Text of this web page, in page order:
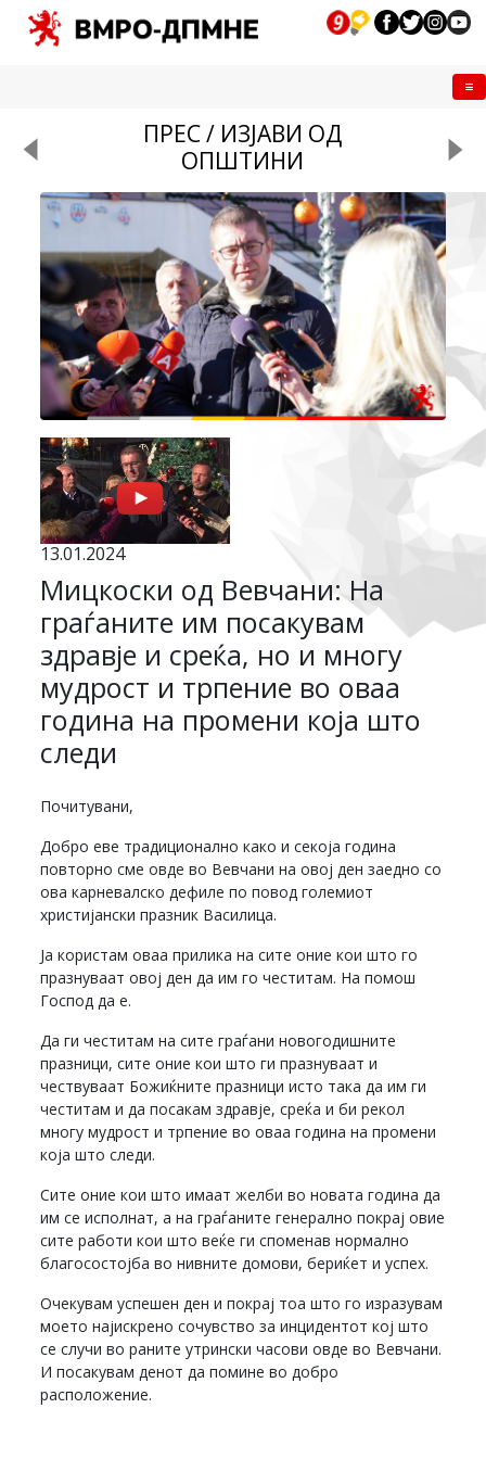
ПРЕС / ИЗЈАВИ ОД
ОПШТИНИ
13.01.2024
Мицкоски од Вевчани: На
граѓаните им посакувам
здравје и среќа, но и многу
мудрост и трпение во оваа
година на промени која што
следи
Почитувани,
Добро еве традиционално како и секоја година
повторно сме овде во Вевчани на овој ден заедно со
ова карневалско дефиле по повод големиот
христијански празник Василица.
Ја користам оваа прилика на сите оние кои што го
празнуваат овој ден да им го честитам. На помош
Господ да е.
Да ги честитам на сите граѓани новогодишните
празници, сите оние кои што ги празнуваат и
чествуваат Божиќните празници исто така да им ги
честитам и да посакам здравје, среќа и би рекол
многу мудрост и трпение во оваа година на промени
која што следи.
Сите оние кои што имаат желби во новата година да
им се исполнат, а на граѓаните генерално покрај овие
сите работи кои што веќе ги споменав нормално
благосостојба во нивните домови, бериќет и успех.
Очекувам успешен ден и покрај тоа што го изразувам
моето најискрено сочувство за инцидентот кој што
се случи во раните утрински часови овде во Вевчани.
И посакувам денот да помине во добро
расположение.